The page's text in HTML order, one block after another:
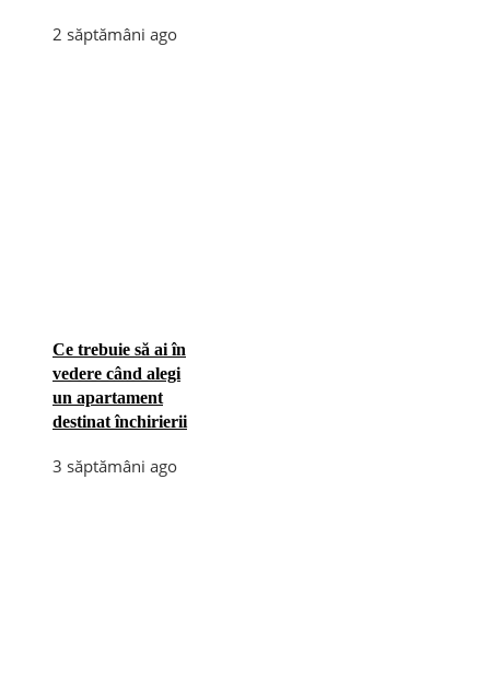
2 săptămâni ago
Ce trebuie să ai în
vedere când alegi
un apartament
destinat închirierii
3 săptămâni ago